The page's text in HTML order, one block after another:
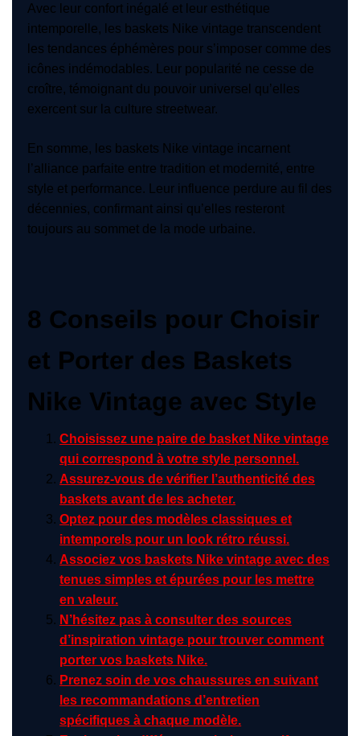
Avec leur confort inégalé et leur esthétique
intemporelle, les baskets Nike vintage transcendent
les tendances éphémères pour s’imposer comme des
icônes indémodables. Leur popularité ne cesse de
croître, témoignant du pouvoir universel qu’elles
exercent sur la culture streetwear.
En somme, les baskets Nike vintage incarnent
l’alliance parfaite entre tradition et modernité, entre
style et performance. Leur influence perdure au fil des
décennies, confirmant ainsi qu’elles resteront
toujours au sommet de la mode urbaine.
8 Conseils pour Choisir
et Porter des Baskets
Nike Vintage avec Style
Choisissez une paire de basket Nike vintage
qui correspond à votre style personnel.
Assurez-vous de vérifier l’authenticité des
baskets avant de les acheter.
Optez pour des modèles classiques et
intemporels pour un look rétro réussi.
Associez vos baskets Nike vintage avec des
tenues simples et épurées pour les mettre
en valeur.
N’hésitez pas à consulter des sources
d’inspiration vintage pour trouver comment
porter vos baskets Nike.
Prenez soin de vos chaussures en suivant
les recommandations d’entretien
spécifiques à chaque modèle.